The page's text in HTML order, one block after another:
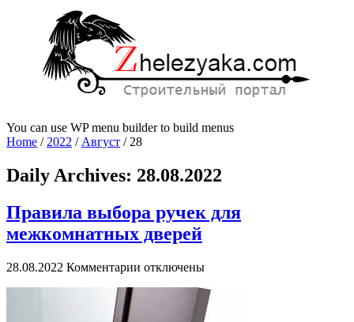
You can use WP menu builder to build menus
Home /2022 /Август /28
Daily Archives: 28.08.2022
Правила выбора ручек для
межкомнатных дверей
28.08.2022 Комментарии котключены